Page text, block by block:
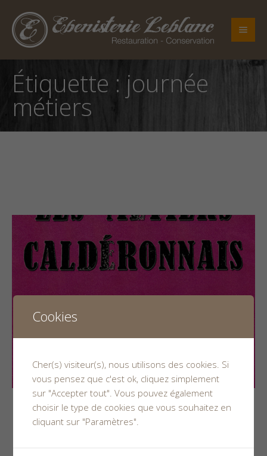
Étiquette : journée
métiers
25 mai 2017
Cookies
Cher(s) visiteur(s), nous utilisons des cookies. Si
vous pensez que c'est ok, cliquez simplement
sur "Accepter tout". Vous pouvez également
choisir le type de cookies que vous souhaitez en
cliquant sur "Paramètres".